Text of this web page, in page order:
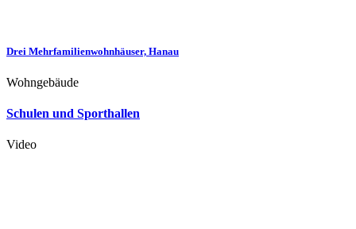
Drei Mehrfamilienwohnhäuser, Hanau
Wohngebäude
Schulen und Sporthallen
Video